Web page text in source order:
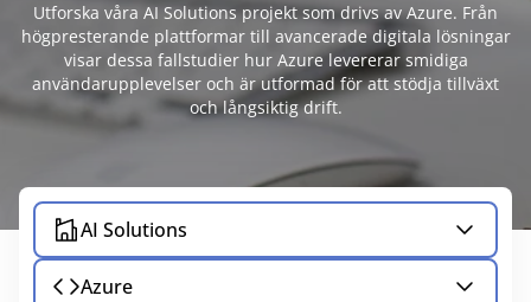
Utforska våra AI Solutions projekt som drivs av Azure. Från
högpresterande plattformar till avancerade digitala lösningar
visar dessa fallstudier hur Azure levererar smidiga
användarupplevelser och är utformad för att stödja tillväxt
och långsiktig drift.
AI Solutions
Azure